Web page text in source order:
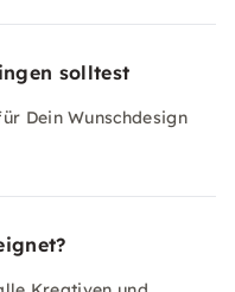
solltest
Dein Wunschdesign